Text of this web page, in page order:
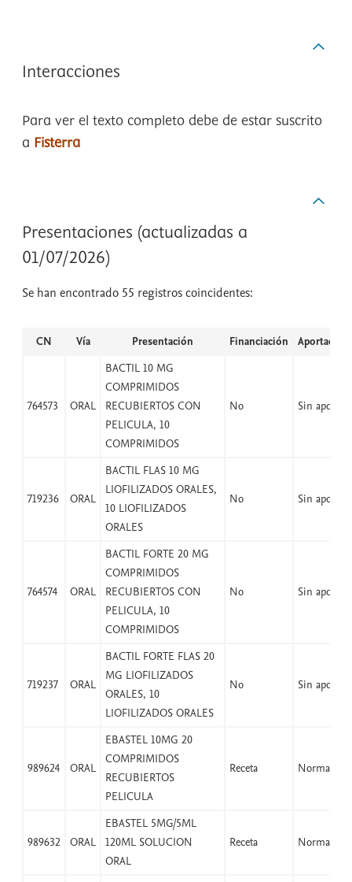
Interacciones
Para ver el texto completo debe de estar suscrito
a Fisterra
Presentaciones (actualizadas a
01/07/2026)
Se han encontrado 55 registros coincidentes:
CN Vía Presentación Financiación Aportación
764573 ORAL
BACTIL 10 MG
COMPRIMIDOS
RECUBIERTOS CON
PELICULA, 10
COMPRIMIDOS
No Sin aport
719236 ORAL
BACTIL FLAS 10 MG
LIOFILIZADOS ORALES,
10 LIOFILIZADOS
ORALES
No Sin aport
764574 ORAL
BACTIL FORTE 20 MG
COMPRIMIDOS
RECUBIERTOS CON
PELICULA, 10
COMPRIMIDOS
No Sin aport
719237 ORAL
BACTIL FORTE FLAS 20
MG LIOFILIZADOS
ORALES, 10
LIOFILIZADOS ORALES
No Sin aport
989624 ORAL
EBASTEL 10MG 20
COMPRIMIDOS
RECUBIERTOS
PELICULA
Receta Normal
989632 ORAL
EBASTEL 5MG/5ML
120ML SOLUCION
ORAL
Receta Normal